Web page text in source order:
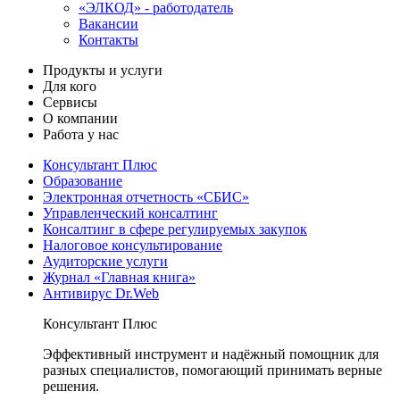
«ЭЛКОД» - работодатель
Вакансии
Контакты
Продукты и услуги
Для кого
Сервисы
О компании
Работа у нас
Консультант Плюс
Образование
Электронная отчетность «СБИС»
Управленческий консалтинг
Консалтинг в сфере регулируемых закупок
Налоговое консультирование
Аудиторские услуги
Журнал «Главная книга»
Антивирус Dr.Web
Консультант Плюс
Эффективный инструмент и надёжный помощник для
разных специалистов, помогающий принимать верные
решения.